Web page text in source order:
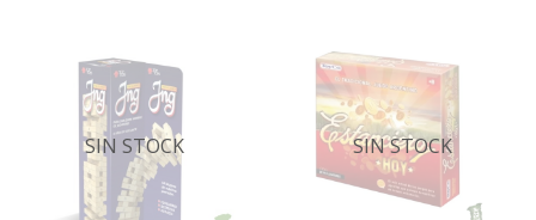
SIN STOCK SIN STOCK